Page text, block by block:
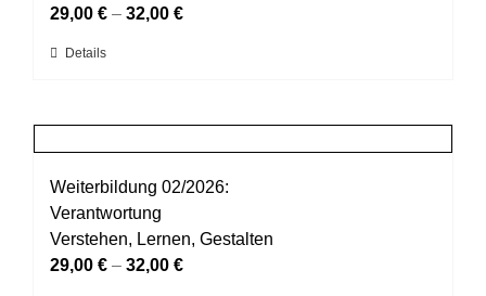
können
der
29,00 € – 32,00 €
Dieses
Varianten
auf.
Die
Optionen
können
Details
Weiterbildung 02/2026:
Verantwortung
Verstehen, Lernen, Gestalten
29,00 € – 32,00 €